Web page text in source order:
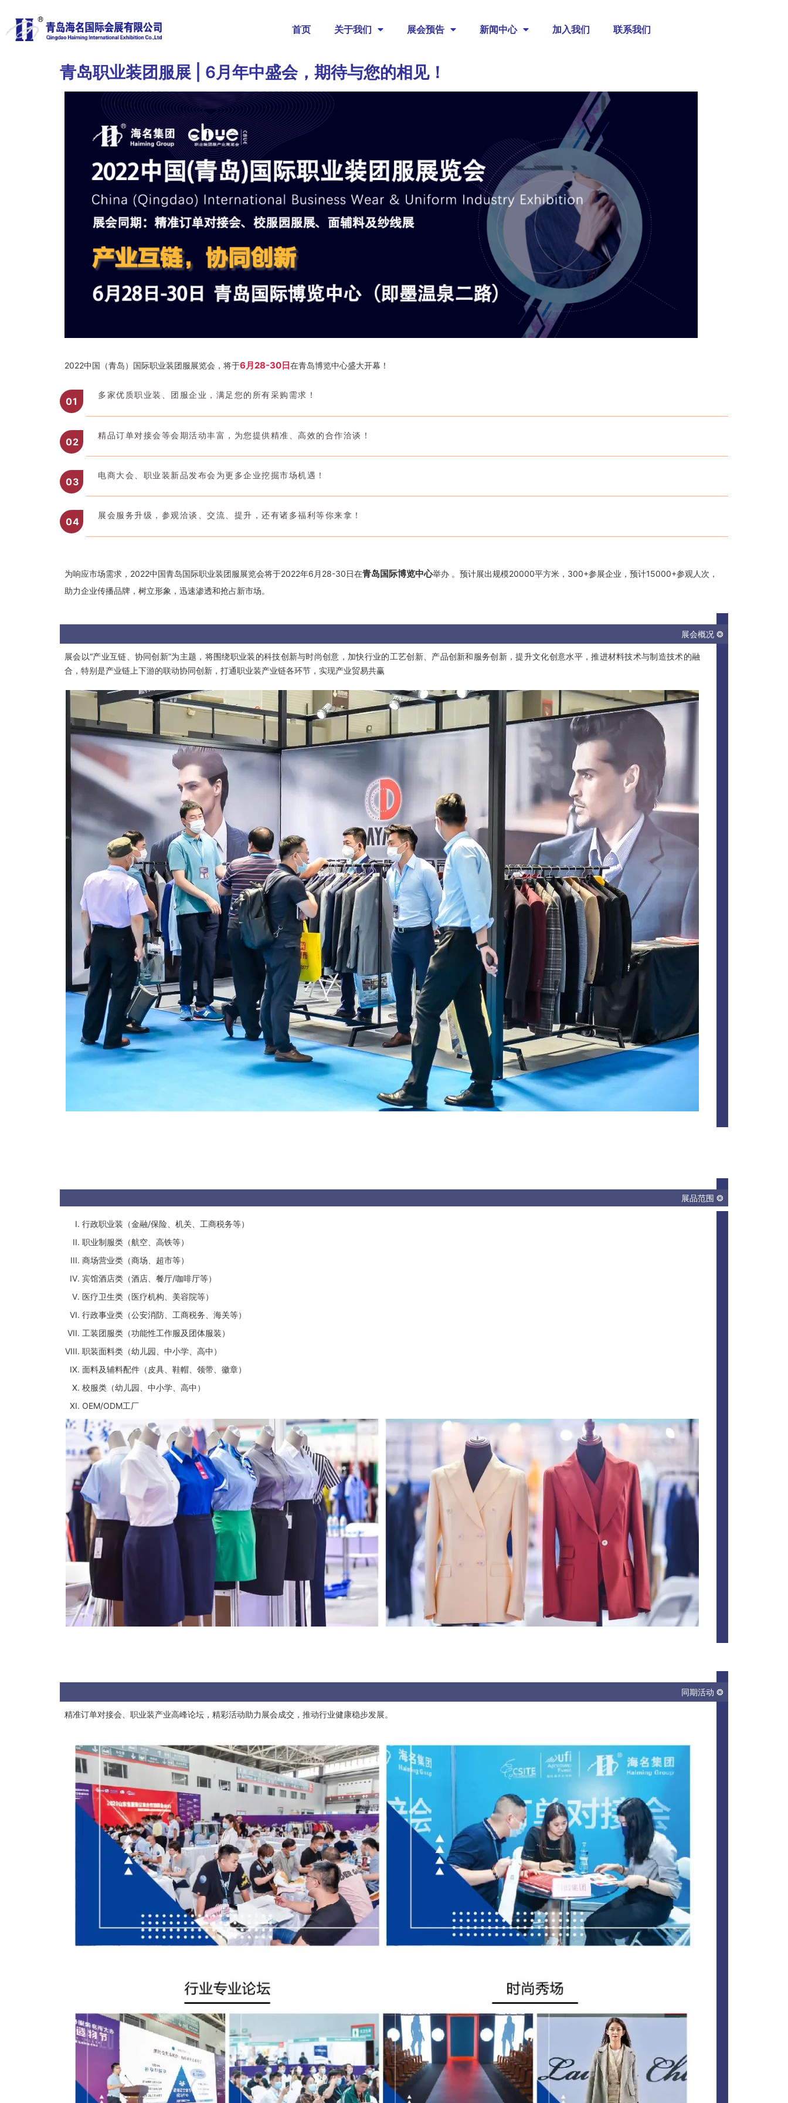
首页 关于我们 展会预告 新闻中心 加入我们 联系我们
青岛职业装团服展 | 6月年中盛会，期待与您的相见！
2022中国（青岛）国际职业装团服展览会，将于6月28-30日在青岛博览中心盛大开幕！
01
多家优质职业装、团服企业，满足您的所有采购需求！
02
精品订单对接会等会期活动丰富，为您提供精准、高效的合作洽谈！
03
电商大会、职业装新品发布会为更多企业挖掘市场机遇！
04
展会服务升级，参观洽谈、交流、提升，还有诸多福利等你来拿！
为响应市场需求，2022中国青岛国际职业装团服展览会将于2022年6月28-30日在青岛国际博览中心举办 。预计展出规模20000平方米，300+参展企业，预计15000+参观人次，
助力企业传播品牌，树立形象，迅速渗透和抢占新市场。
展会概况 ❂
展会以“产业互链、协同创新”为主题，将围绕职业装的科技创新与时尚创意，加快行业的工艺创新、产品创新和服务创新，提升文化创意水平，推进材料技术与制造技术的融
合，特别是产业链上下游的联动协同创新，打通职业装产业链各环节，实现产业贸易共赢
展品范围 ❂
行政职业装（金融/保险、机关、工商税务等）
职业制服类（航空、高铁等）
商场营业类（商场、超市等）
宾馆酒店类（酒店、餐厅/咖啡厅等）
医疗卫生类（医疗机构、美容院等）
行政事业类（公安消防、工商税务、海关等）
工装团服类（功能性工作服及团体服装）
职装面料类（幼儿园、中小学、高中）
面料及辅料配件（皮具、鞋帽、领带、徽章）
校服类（幼儿园、中小学、高中）
OEM/ODM工厂
同期活动 ❂
精准订单对接会、职业装产业高峰论坛，精彩活动助力展会成交，推动行业健康稳步发展。